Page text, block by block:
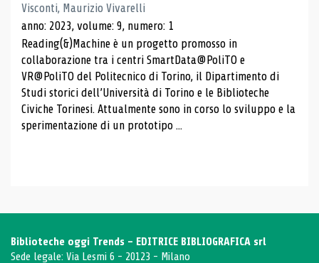
Visconti, Maurizio Vivarelli
anno: 2023, volume: 9, numero: 1
Reading(&)Machine è un progetto promosso in
collaborazione tra i centri SmartData@PoliTO e
VR@PoliTO del Politecnico di Torino, il Dipartimento di
Studi storici dell’Università di Torino e le Biblioteche
Civiche Torinesi. Attualmente sono in corso lo sviluppo e la
sperimentazione di un prototipo ...
Biblioteche oggi Trends - EDITRICE BIBLIOGRAFICA srl
Sede legale: Via Lesmi 6 - 20123 - Milano